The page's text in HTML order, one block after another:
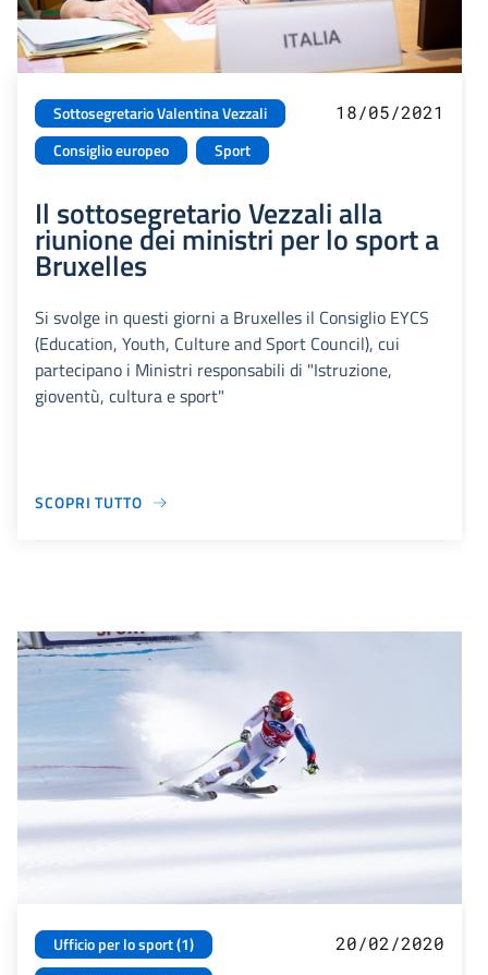
Sottosegretario Valentina Vezzali
Consiglio europeo
Sport
18/05/2021
Il sottosegretario Vezzali alla
riunione dei ministri per lo sport a
Bruxelles
Si svolge in questi giorni a Bruxelles il Consiglio EYCS
(Education, Youth, Culture and Sport Council), cui
partecipano i Ministri responsabili di "Istruzione,
gioventù, cultura e sport"
SCOPRI TUTTO
Ufficio per lo sport (1)
20/02/2020